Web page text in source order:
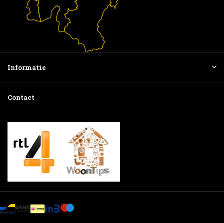
Informatie
Contact